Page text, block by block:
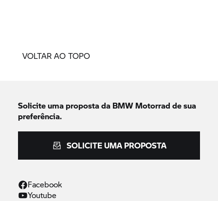
VOLTAR AO TOPO
Solicite uma proposta da BMW Motorrad de sua
preferência.
SOLICITE UMA PROPOSTA
Facebook
Youtube